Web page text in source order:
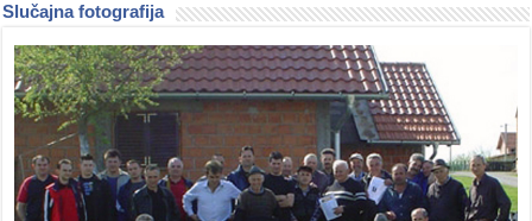
Slučajna fotografija